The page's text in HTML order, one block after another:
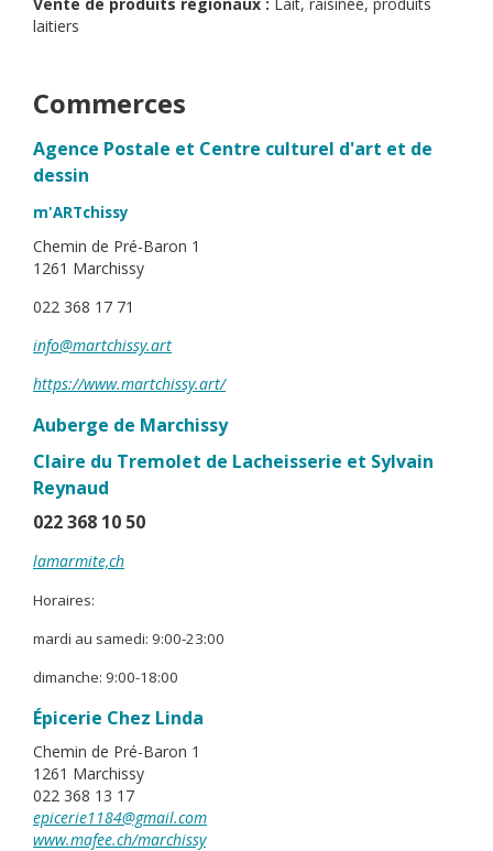
laitiers
Commerces
Agence Postale et Centre culturel d'art et de
dessin
m'ARTchissy
Chemin de Pré-Baron 1
1261 Marchissy
022 368 17 71
info@martchissy.art
https://www.martchissy.art/
Auberge de Marchissy
Claire du Tremolet de Lacheisserie et Sylvain
Reynaud
022 368 10 50
lamarmite,ch
Horaires:
mardi au samedi: 9:00-23:00
dimanche: 9:00-18:00
Épicerie Chez Linda
Chemin de Pré-Baron 1
1261 Marchissy
022 368 13 17
epicerie1184@gmail.com
www.mafee.ch/marchissy